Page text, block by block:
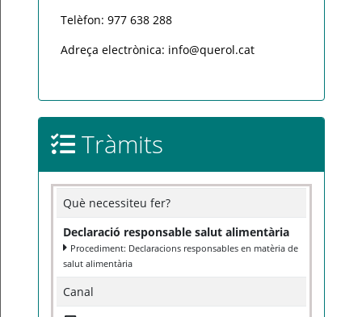
Telèfon: 977 638 288
Adreça electrònica: info@querol.cat
Tràmits
Què necessiteu fer?
Declaració responsable salut alimentària
Procediment: Declaracions responsables en matèria de
salut alimentària
Canal